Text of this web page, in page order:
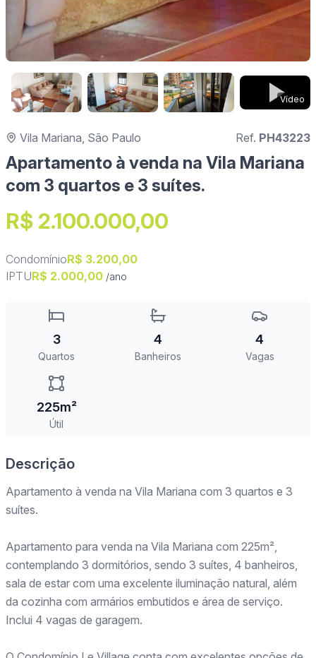
Vídeo
Vila Mariana, São Paulo Ref. PH43223
Apartamento à venda na Vila Mariana
com 3 quartos e 3 suítes.
R$ 2.100.000,00
CondomínioR$ 3.200,00
IPTUR$ 2.000,00 /ano
3
Quartos
4
Banheiros
4
Vagas
225m²
Útil
Descrição
Apartamento à venda na Vila Mariana com 3 quartos e 3
suítes.
Apartamento para venda na Vila Mariana com 225m²,
contemplando 3 dormitórios, sendo 3 suítes, 4 banheiros,
sala de estar com uma excelente iluminação natural, além
da cozinha com armários embutidos e área de serviço.
Inclui 4 vagas de garagem.